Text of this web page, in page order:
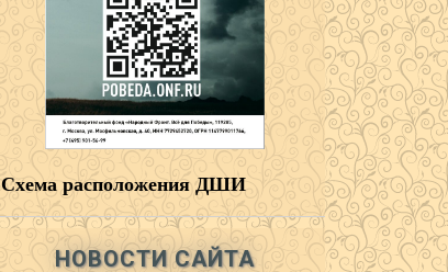
Схема расположения ДШИ
НОВОСТИ САЙТА